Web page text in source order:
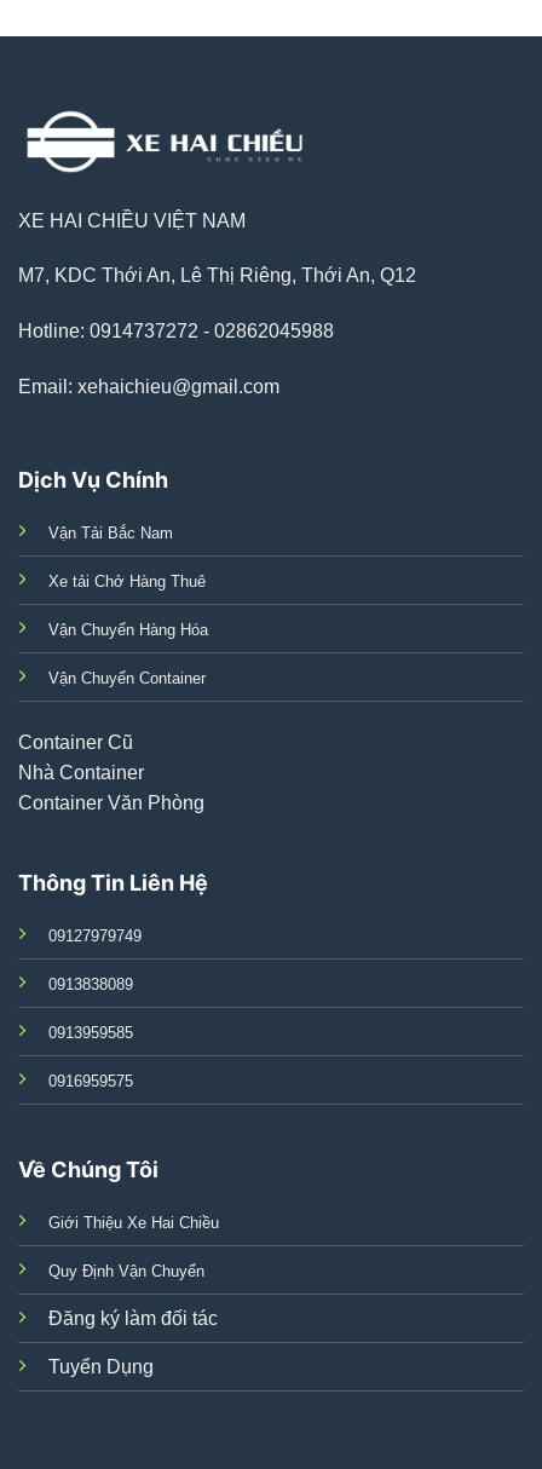
XE HAI CHIỀU VIỆT NAM
M7, KDC Thới An, Lê Thị Riêng, Thới An, Q12
Hotline: 0914737272 - 02862045988
Email: xehaichieu@gmail.com
Dịch Vụ Chính
Vận Tải Bắc Nam
Xe tải Chở Hàng Thuê
Vận Chuyển Hàng Hóa
Vận Chuyển Container
Container Cũ
Nhà Container
Container Văn Phòng
Thông Tin Liên Hệ
09127979749
0913838089
0913959585
0916959575
Về Chúng Tôi
Giới Thiệu Xe Hai Chiều
Quy Định Vận Chuyển
Đăng ký làm đối tác
Tuyển Dụng